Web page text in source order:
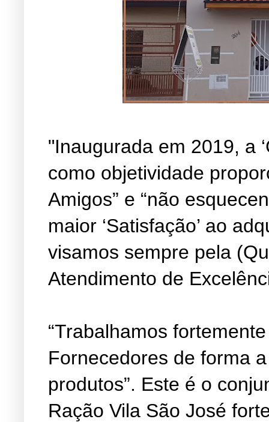
"Inaugurada em 2019, a
como objetividade
Amigos” e “não
maior ‘Satisfação’ ao
visamos sempre pela
Atendimento de
“Trabalhamos
Fornecedores de forma
produtos”. Este é o
Ração Vila São José